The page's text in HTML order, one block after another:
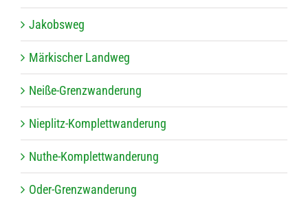
Jakobs­weg
Mär­ki­scher Landweg
Neiße-Grenz­wan­de­rung
Nie­plitz-Kom­plett­wan­de­rung
Nuthe-Kom­plett­wan­de­rung
Oder-Grenz­wan­de­rung